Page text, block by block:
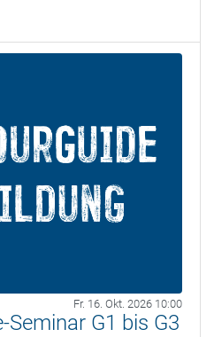
Fr. 16. Okt. 2026 10:00
Seminar G1 bis G3